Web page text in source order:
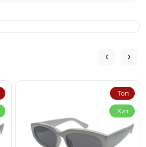
Топ
Хит